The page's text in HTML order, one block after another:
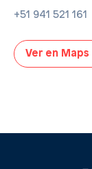
+51 941 521 161
Ver en Maps